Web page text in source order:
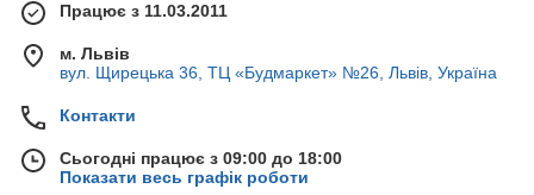
Працює з 11.03.2011
м. Львів
вул. Щирецька 36, ТЦ «Будмаркет» №26, Львів, Україна
Контакти
Сьогодні працює з 09:00 до 18:00
Показати весь графік роботи